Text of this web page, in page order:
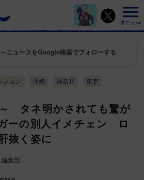
ニュースをGoogle検索でフォローする
ション 沖縄 神奈川 東京
タネ明かされても驚が
ーの別人イメチェン ロ
抜く姿に
集部